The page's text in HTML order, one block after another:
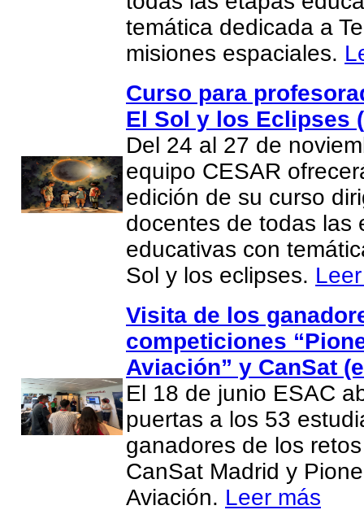
temática dedicada a
misiones espaciales.
Curso para
El Sol y los Eclipses
Del 24 al 27 de
equipo CESAR
edición de su curso
docentes de todas las
educativas con
Sol y los eclipses.
Visita de los
competiciones
Aviación” y CanSat
El 18 de junio ESAC
puertas a los 53
ganadores de los
CanSat Madrid y
Aviación. Leer más